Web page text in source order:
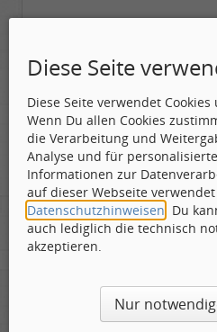
Suchwörter:
werden soll.
Nach allen angegebenen Begriffen
Mindestens ein Begriff muss
Suche nach Benutzer:
Hier kannst Du (optional) nach
Beitrag verfasst hat. Du kannst den *
ähnliche Nutzernamen zu finden.
Die Visuelle Bestätigung hilft
und Scripte von den Diensten
Derartige Scripte sind
Diese Seite
Diese Seite verwendet
Wenn Du allen Cookies
die Verarbeitung und
Analyse und für
Informationen zur
auf dieser Webseite
Datenschutzhinweisen . Du
auch lediglich die technisch
akzeptieren.
Nur